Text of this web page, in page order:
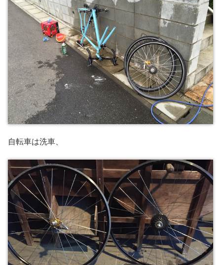
自転車は洗車、